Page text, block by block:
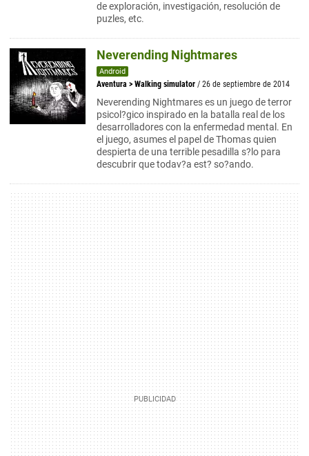
de exploración, investigación, resolución de
puzles, etc.
Neverending Nightmares
Android
Aventura > Walking simulator / 26 de septiembre de 2014
Neverending Nightmares es un juego de terror
psicol?gico inspirado en la batalla real de los
desarrolladores con la enfermedad mental. En
el juego, asumes el papel de Thomas quien
despierta de una terrible pesadilla s?lo para
descubrir que todav?a est? so?ando.